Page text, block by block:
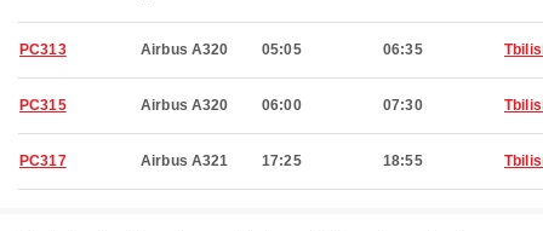
PC313 Airbus A320 05:05 06:35
PC315 Airbus A320 06:00 07:30
PC317 Airbus A321 17:25 18:55